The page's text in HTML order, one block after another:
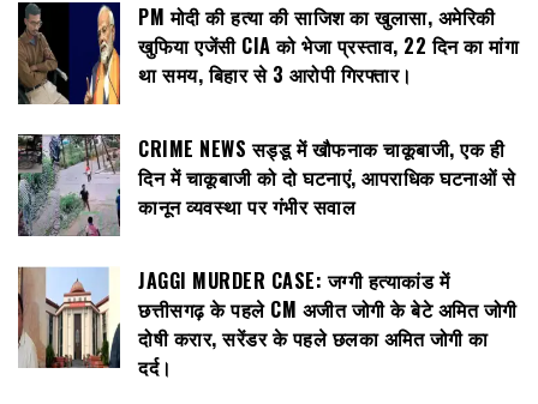
PM मोदी की हत्या की साजिश का खुलासा, अमेरिकी
खुफिया एजेंसी CIA को भेजा प्रस्ताव, 22 दिन का मांगा
था समय, बिहार से 3 आरोपी गिरफ्तार।
CRIME NEWS सड्डू में खौफनाक चाकूबाजी, एक ही
दिन में चाकूबाजी को दो घटनाएं, आपराधिक घटनाओं से
कानून व्यवस्था पर गंभीर सवाल
JAGGI MURDER CASE: जग्गी हत्याकांड में
छत्तीसगढ़ के पहले CM अजीत जोगी के बेटे अमित जोगी
दोषी करार, सरेंडर के पहले छलका अमित जोगी का
दर्द।